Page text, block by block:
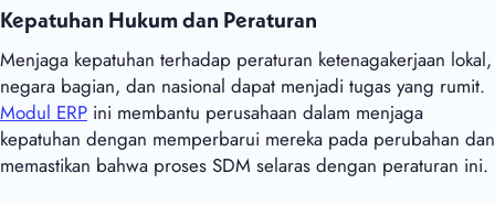
Kepatuhan Hukum dan Peraturan
Menjaga kepatuhan terhadap peraturan ketenagakerjaan lokal,
negara bagian, dan nasional dapat menjadi tugas yang rumit.
Modul ERP ini membantu perusahaan dalam menjaga
kepatuhan dengan memperbarui mereka pada perubahan dan
memastikan bahwa proses SDM selaras dengan peraturan ini.